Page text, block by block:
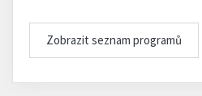
Zobrazit seznam programů